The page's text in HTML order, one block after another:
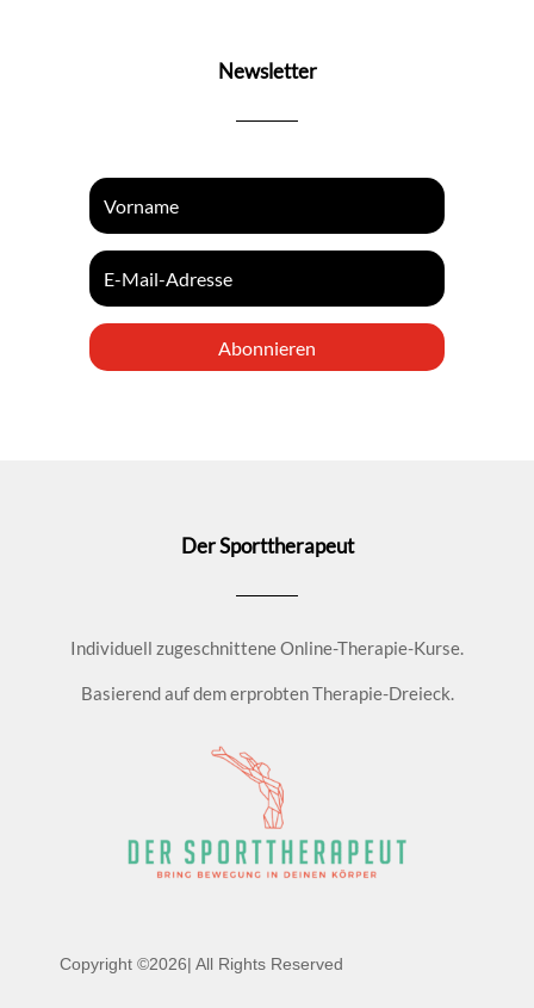
Newsletter
Abonnieren
Der Sporttherapeut
Individuell zugeschnittene Online-Therapie-Kurse.
Basierend auf dem erprobten Therapie-Dreieck.
Copyright ©2026| All Rights Reserved